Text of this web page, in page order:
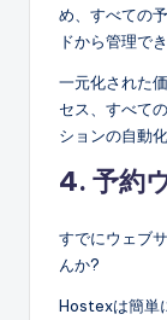
め、すべての
ドから管理でき
一元化された
セス、すべて
ションの自動
4. 予約
すでにウェブ
んか?
Hostexは簡単